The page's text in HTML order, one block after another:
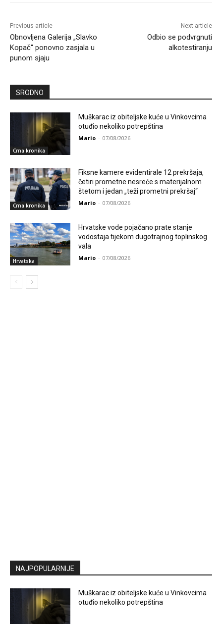
Previous article
Obnovljena Galerija „Slavko
Kopač“ ponovno zasjala u
punom sjaju
Next article
Odbio se podvrgnuti
alkotestiranju
SRODNO
Crna kronika
Muškarac iz obiteljske kuće u Vinkovcima
otuđio nekoliko potrepština
Mario - 07/08/2026
Crna kronika
Fiksne kamere evidentirale 12 prekršaja,
četiri prometne nesreće s materijalnom
štetom i jedan „teži prometni prekršaj“
Mario - 07/08/2026
Hrvatska
Hrvatske vode pojačano prate stanje
vodostaja tijekom dugotrajnog toplinskog
vala
Mario - 07/08/2026
NAJPOPULARNIJE
Muškarac iz obiteljske kuće u Vinkovcima
otuđio nekoliko potrepština